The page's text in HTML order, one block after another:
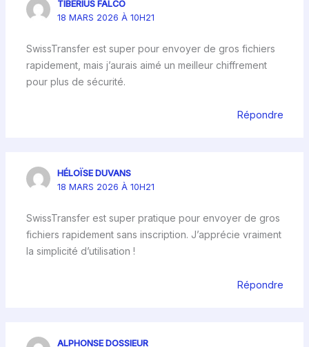
TIBERIUS FALCO
18 MARS 2026 À 10H21
SwissTransfer est super pour envoyer de gros fichiers
rapidement, mais j’aurais aimé un meilleur chiffrement
pour plus de sécurité.
Répondre
HÉLOÏSE DUVANS
18 MARS 2026 À 10H21
SwissTransfer est super pratique pour envoyer de gros
fichiers rapidement sans inscription. J’apprécie vraiment
la simplicité d’utilisation !
Répondre
ALPHONSE DOSSIEUR